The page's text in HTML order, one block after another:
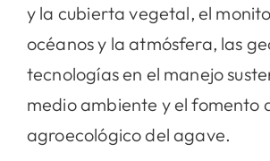
y la cubierta vegetal, el
océanos y la atmósfera, las
tecnologías en el manejo
medio ambiente y el fomento
agroecológico del agave.